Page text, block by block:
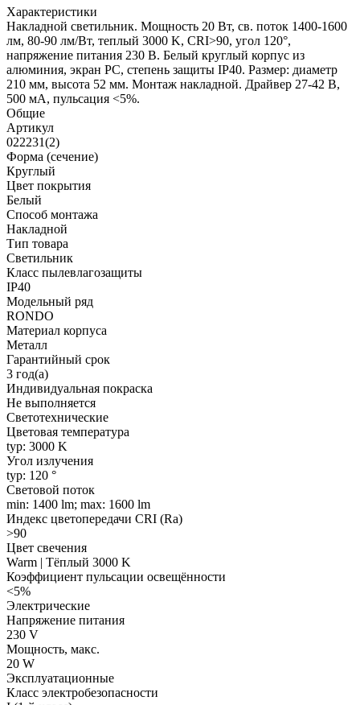
Характеристики
Накладной светильник. Мощность 20 Вт, св. поток 1400-1600
лм, 80-90 лм/Вт, теплый 3000 K, CRI>90, угол 120°,
напряжение питания 230 В. Белый круглый корпус из
алюминия, экран PC, степень защиты IP40. Размер: диаметр
210 мм, высота 52 мм. Монтаж накладной. Драйвер 27-42 В,
500 мА, пульсация <5%.
Общие
Артикул
022231(2)
Форма (сечение)
Круглый
Цвет покрытия
Белый
Способ монтажа
Накладной
Тип товара
Светильник
Класс пылевлагозащиты
IP40
Модельный ряд
RONDO
Материал корпуса
Металл
Гарантийный срок
3 год(а)
Индивидуальная покраска
Не выполняется
Светотехнические
Цветовая температура
typ: 3000 K
Угол излучения
typ: 120 °
Световой поток
min: 1400 lm; max: 1600 lm
Индекс цветопередачи CRI (Ra)
>90
Цвет свечения
Warm | Тёплый 3000 K
Коэффициент пульсации освещённости
<5%
Электрические
Напряжение питания
230 V
Мощность, макс.
20 W
Эксплуатационные
Класс электробезопасности